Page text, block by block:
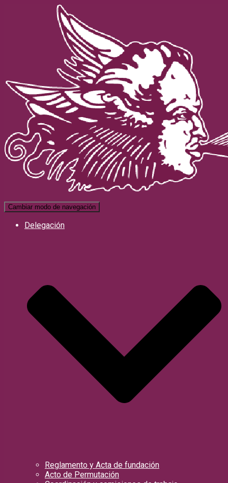
Cambiar modo de navegación
Delegación
Reglamento y Acta de fundación
Acto de Permutación